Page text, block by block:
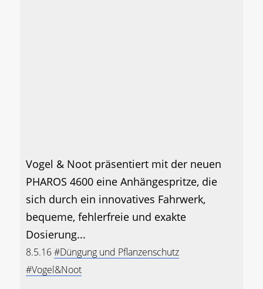
Vogel & Noot präsentiert mit der neuen
PHAROS 4600 eine Anhängespritze, die
sich durch ein innovatives Fahrwerk,
bequeme, fehlerfreie und exakte
Dosierung...
8.5.16#Düngung und Pflanzenschutz
#Vogel&Noot